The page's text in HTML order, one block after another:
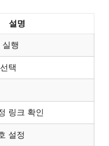
설명
행
택
링크 확인
설정